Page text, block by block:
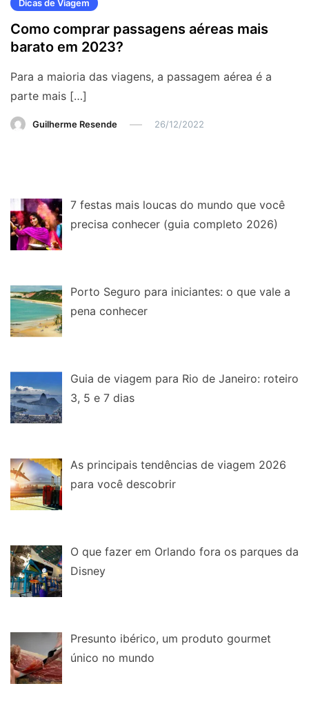
Dicas de Viagem
Como comprar passagens aéreas mais
barato em 2023?
Para a maioria das viagens, a passagem aérea é a
parte mais […]
Guilherme Resende 26/12/2022
7 festas mais loucas do mundo que você
precisa conhecer (guia completo 2026)
Porto Seguro para iniciantes: o que vale a
pena conhecer
Guia de viagem para Rio de Janeiro: roteiro
3, 5 e 7 dias
As principais tendências de viagem 2026
para você descobrir
O que fazer em Orlando fora os parques da
Disney
Presunto ibérico, um produto gourmet
único no mundo